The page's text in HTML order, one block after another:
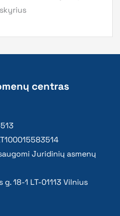
centras
Juridinių asmenų
18-1 LT-01113 Vilnius